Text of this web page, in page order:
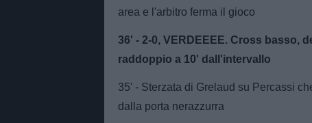
area e l'arbitro ferma il gioco
36' - 2-0, VERDEEEE. Cross basso,
raddoppio a 10' dall'intervallo
35' - Sterzata di Grelaud su Percassi
dalla porta nerazzurra